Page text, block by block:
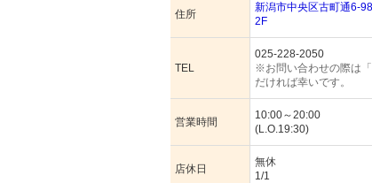
住所
新潟市中央区古町通6-
2F
TEL
025-228-2050
※お問い合わせの際は
だければ幸いです。
営業時間
10:00～20:00
(L.O.19:30)
店休日
無休
1/1